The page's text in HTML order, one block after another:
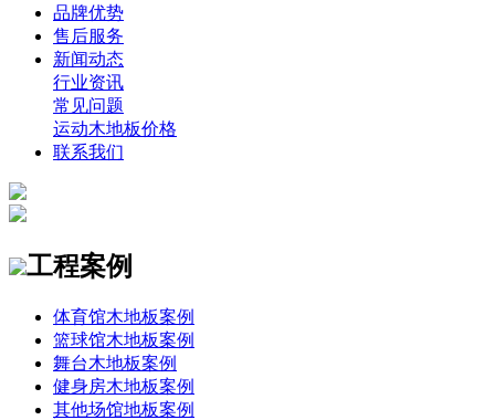
品牌优势
售后服务
新闻动态
行业资讯
常见问题
运动木地板价格
联系我们
工程案例
体育馆木地板案例
篮球馆木地板案例
舞台木地板案例
健身房木地板案例
其他场馆地板案例